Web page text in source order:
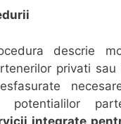
descrie
privati sau
potentialilor
integrate